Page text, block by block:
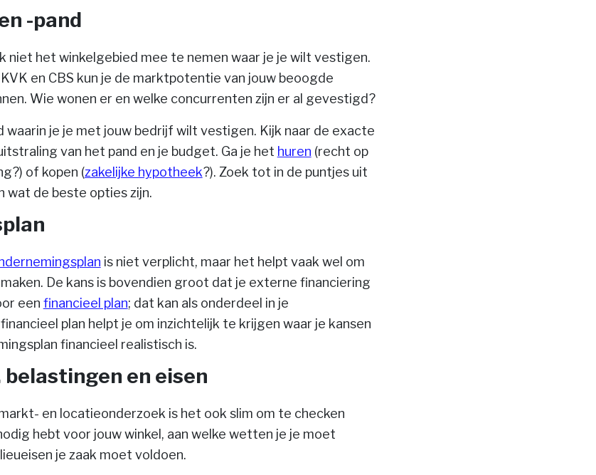
-pand
niet het winkelgebied mee te nemen waar je je wilt vestigen.
en CBS kun je de marktpotentie van jouw beoogde
Wie wonen er en welke concurrenten zijn er al gevestigd?
waarin je je met jouw bedrijf wilt vestigen. Kijk naar de exacte
van het pand en je budget. Ga je het huren (recht op
of kopen (zakelijke hypotheek?). Zoek tot in de puntjes uit
wat de beste opties zijn.
is niet verplicht, maar het helpt vaak wel om
De kans is bovendien groot dat je externe financiering
een financieel plan; dat kan als onderdeel in je
plan helpt je om inzichtelijk te krijgen waar je kansen
financieel realistisch is.
en eisen
en locatieonderzoek is het ook slim om te checken
hebt voor jouw winkel, aan welke wetten je je moet
je zaak moet voldoen.